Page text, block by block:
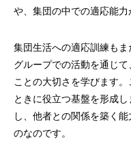
や、集団の中での適応能力
集団生活への適応訓練もま
グループでの活動を通じ
ことの大切さを学びます
ときに役立つ基盤を形成
し、他者との関係を築く
のなのです。